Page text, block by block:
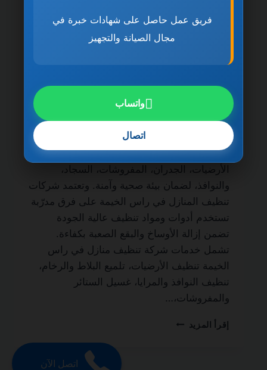
مدى الحياة
تنظيف منازل في راس الخيمة 0501270935
ضمان مدى الحياة من أهم الخدمات التي يبحث
عنها أصحاب المنازل والمنازل الفاخرة للحفاظ
على نظافة المكان وجودته. فالتنظيف الاحترافي
لا يقتصر على المظهر الخارجي فقط، بل يشمل
الأرضيات، الجدران، المفروشات، السجاد،
والنوافذ، لضمان بيئة صحية وآمنة. وتعتمد شركات
تنظيف المنازل في راس الخيمة على فرق مدرّبة
تستخدم أدوات ومواد تنظيف عالية الجودة
تضمن إزالة الأوساخ والبقع الصعبة بكفاءة.
تشمل خدمات شركة تنظيف منازل في راس
الخيمة تنظيف الأرضيات، تلميع البلاط والرخام،
تنظيف النوافذ والمرايا، غسيل الستائر
والمفروشات،…
إقرأ المزيد شركة
اتصل الآن
فريق عمل حاصل على شهادات خبرة في
مجال الصيانة والتجهيز
واتساب
اتصال